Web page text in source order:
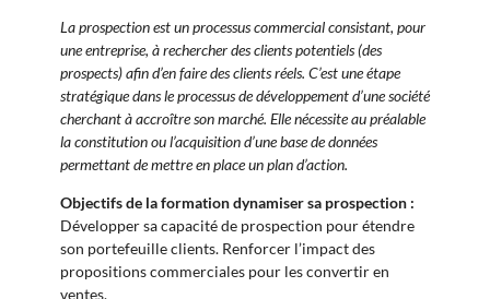
La prospection est un processus commercial consistant, pour
une entreprise, à rechercher des clients potentiels (des
prospects) afin d’en faire des clients réels. C’est une étape
stratégique dans le processus de développement d’une société
cherchant à accroître son marché. Elle nécessite au préalable
la constitution ou l’acquisition d’une base de données
permettant de mettre en place un plan d’action.
Objectifs de la formation dynamiser sa prospection :
Développer sa capacité de prospection pour étendre
son portefeuille clients. Renforcer l’impact des
propositions commerciales pour les convertir en
ventes.